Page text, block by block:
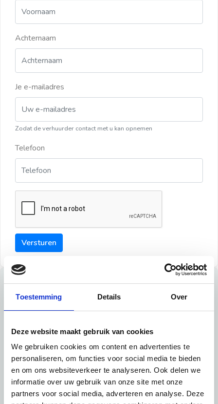
Toestemming Details Over
Deze website maakt gebruik van cookies
We gebruiken cookies om content en advertenties te
personaliseren, om functies voor social media te bieden
en om ons websiteverkeer te analyseren. Ook delen we
informatie over uw gebruik van onze site met onze
partners voor social media, adverteren en analyse. Deze
Achternaam
Je e-mailadres
Zodat de verhuurder contact met u kan opnemen
Telefoon
Versturen
Tips
Tip 1:
Schrijf een duidelijke introductie en geef de volgende
informatie mee:
Ben je student, werkachtig of werkzoekend